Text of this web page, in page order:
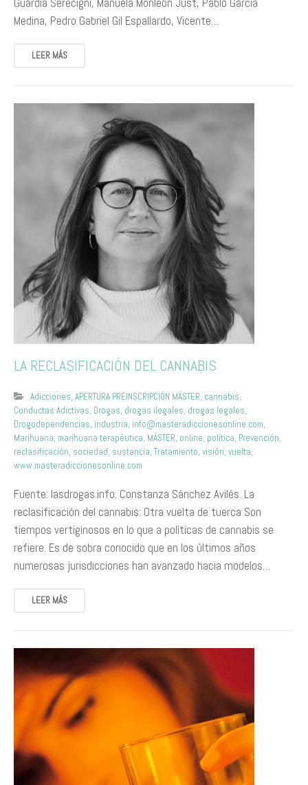
Medina, Pedro Gabriel Gil Espallardo, Vicente…
LEER MÁS
LA RECLASIFICACIÓN DEL CANNABIS
Adicciones, APERTURA PREINSCRIPCIÓN MÁSTER, cannabis,
Conductas Adictivas, Drogas, drogas ilegales, drogas legales,
Drogodependencias, industria, info@masteradiccionesonline.com,
Marihuana, marihuana terapéutica, MÁSTER, online, política, Prevención,
reclasificación, sociedad, sustancia, Tratamiento, visión, vuelta,
www.masteradiccionesonline.com
Fuente: lasdrogas.info. Constanza Sánchez Avilés. La
reclasificación del cannabis: Otra vuelta de tuerca Son
tiempos vertiginosos en lo que a políticas de cannabis se
refiere. Es de sobra conocido que en los últimos años
numerosas jurisdicciones han avanzado hacia modelos…
LEER MÁS